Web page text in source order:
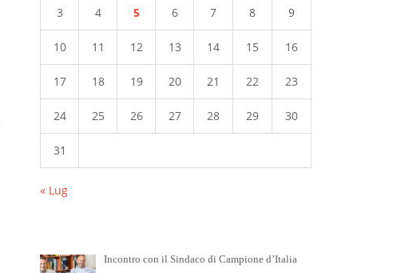
3 4 5 6 7 8 9
10 11 12 13 14 15 16
17 18 19 20 21 22 23
24 25 26 27 28 29 30
31
« Lug
Incontro con il Sindaco di Campione d’Italia